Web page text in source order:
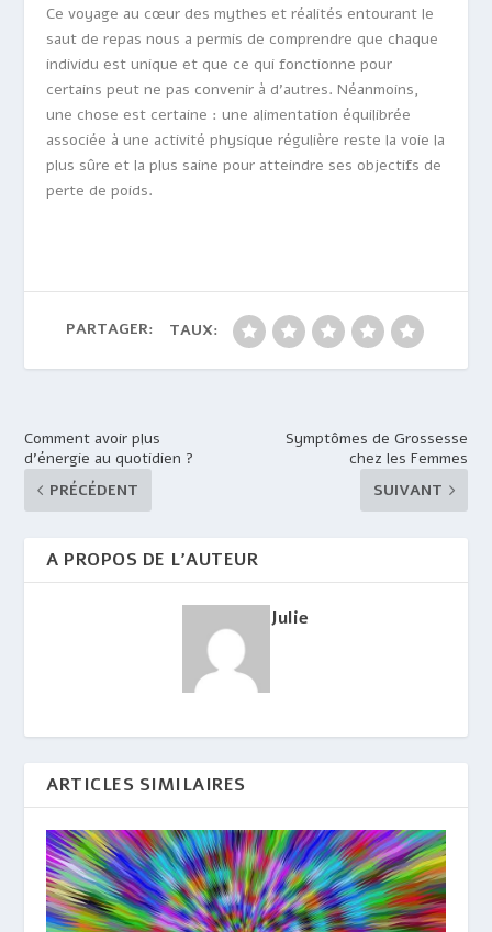
Ce voyage au cœur des mythes et réalités entourant le
saut de repas nous a permis de comprendre que chaque
individu est unique et que ce qui fonctionne pour
certains peut ne pas convenir à d’autres. Néanmoins,
une chose est certaine : une alimentation équilibrée
associée à une activité physique régulière reste la voie la
plus sûre et la plus saine pour atteindre ses objectifs de
perte de poids.
PARTAGER: TAUX:
Comment avoir plus
d’énergie au quotidien ?
PRÉCÉDENT
Symptômes de Grossesse
chez les Femmes
SUIVANT
A PROPOS DE L'AUTEUR
Julie
ARTICLES SIMILAIRES